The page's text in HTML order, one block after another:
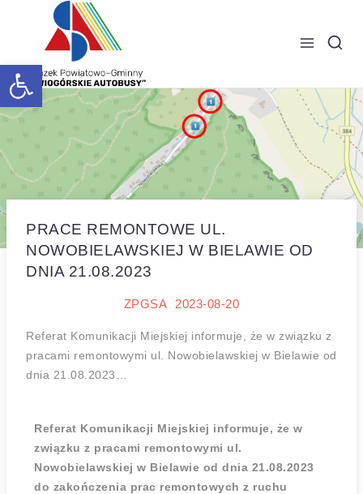
Open toolbar
PRACE REMONTOWE UL.
NOWOBIELAWSKIEJ W BIELAWIE OD
DNIA 21.08.2023
ZPGSA 2023-08-20
Referat Komunikacji Miejskiej informuje, że w związku z
pracami remontowymi ul. Nowobielawskiej w Bielawie od
dnia 21.08.2023…
Referat Komunikacji Miejskiej informuje, że w
związku z pracami remontowymi ul.
Nowobielawskiej w Bielawie od dnia 21.08.2023
do zakończenia prac remontowych z ruchu